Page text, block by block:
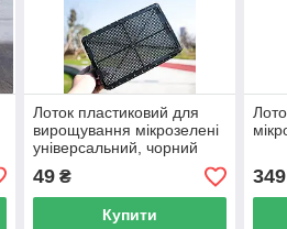
Лоток пластиковий для
вирощування мікрозелені
універсальний, чорний
49₴
Купити
349